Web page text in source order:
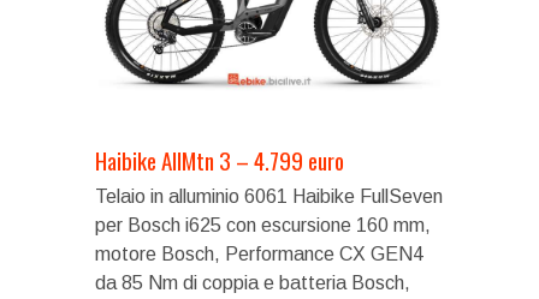
Haibike AllMtn 3 – 4.799 euro
Telaio in alluminio 6061 Haibike FullSeven
per Bosch i625 con escursione 160 mm,
motore Bosch, Performance CX GEN4
da 85 Nm di coppia e batteria Bosch,